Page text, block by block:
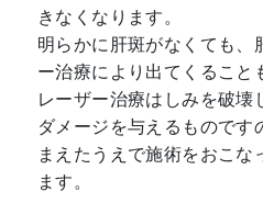
きなくなります。
明らかに肝斑がなくても
ー治療により出てくること
レーザー治療はしみを破
ダメージを与えるもので
まえたうえで施術をおこな
ます。